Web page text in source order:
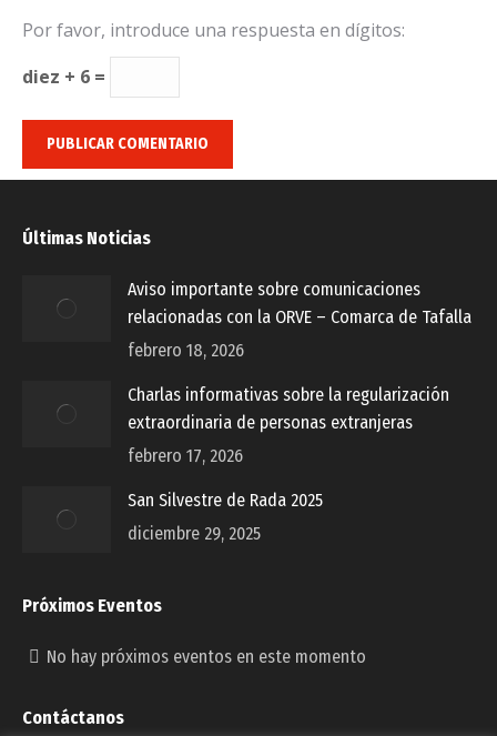
Por favor, introduce una respuesta en dígitos:
diez + 6 =
PUBLICAR COMENTARIO
Últimas Noticias
Aviso importante sobre comunicaciones
relacionadas con la ORVE – Comarca de Tafalla
febrero 18, 2026
Charlas informativas sobre la regularización
extraordinaria de personas extranjeras
febrero 17, 2026
San Silvestre de Rada 2025
diciembre 29, 2025
Próximos Eventos
No hay próximos eventos en este momento
Contáctanos